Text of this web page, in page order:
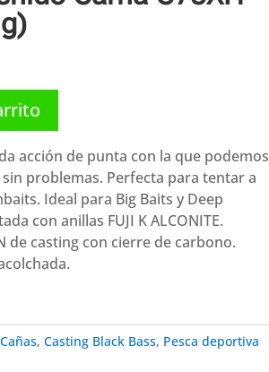
acción de punta con la que podemos
problemas. Perfecta para tentar a
Ideal para Big Baits y Deep
con anillas FUJI K ALCONITE.
de casting con cierre de carbono.
Cañas, Casting Black Bass, Pesca deportiva